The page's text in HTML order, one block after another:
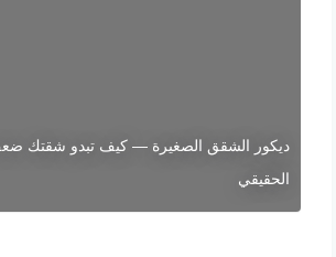
ديكور الشقق الصغيرة — كيف تبدو شقتك
الحقيقي